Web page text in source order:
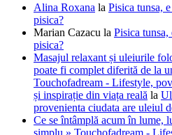
Alina Roxana la Pisica tunsa,
pisica?
Marian Cazacu la Pisica
pisica?
Masajul relaxant și uleiurile
poate fi complet diferită de la
Touchofadream - Lifestyle,
și inspirație din viața reală la
provenienta ciudata are uleiul
Ce se întâmplă acum în lume,
simplu » Touchofadream -